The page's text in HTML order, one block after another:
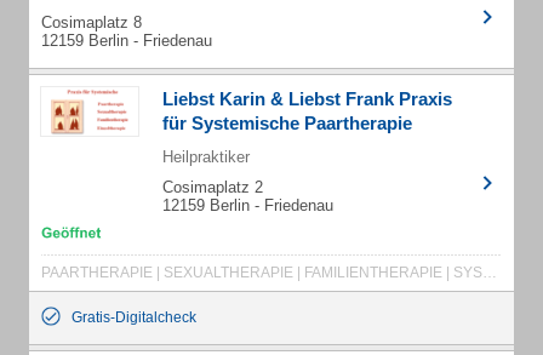
Cosimaplatz 8
12159 Berlin - Friedenau
Liebst Karin & Liebst Frank Praxis
für Systemische Paartherapie
Heilpraktiker
Cosimaplatz 2
12159 Berlin - Friedenau
PAARTHERAPIE | SEXUALTHERAPIE | FAMILIENTHERAPIE | SYSTEMISCHE THERAPIE | EHEBERATUNG
Gratis-Digitalcheck